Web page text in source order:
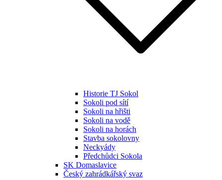
Historie TJ Sokol
Sokoli pod sítí
Sokoli na hřišti
Sokoli na vodě
Sokoli na horách
Stavba sokolovny
Neckyády
Předchůdci Sokola
SK Domaslavice
Český zahrádkářský svaz